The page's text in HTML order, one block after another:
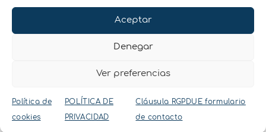
Aceptar
Denegar
Ver preferencias
Política de
cookies
POLÍTICA DE
PRIVACIDAD
Cláusula RGPDUE formulario
de contacto
Coste: a partir de 10000 € para el
AQUALAB 3; los equipos tienen
Establecer las especificaciones correctas
para garantizar un
producto seguro y de
(y realizar una
adecuada)son la base para cuidar a los
mejor si se incorpora en todas las etapas